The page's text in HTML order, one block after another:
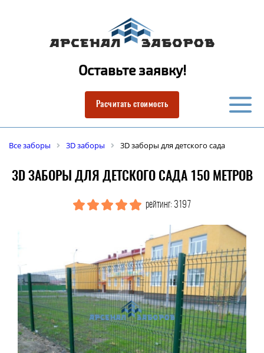
Оставьте заявку!
Расчитать стоимость
Все заборы 3D заборы 3D заборы для детского сада
3D ЗАБОРЫ ДЛЯ ДЕТСКОГО САДА 150 МЕТРОВ
рейтинг: 3197